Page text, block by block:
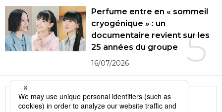
5
Perfume entre en « sommeil
cryogénique » : un
documentaire revient sur les
25 années du groupe
16/07/2026
More in this series